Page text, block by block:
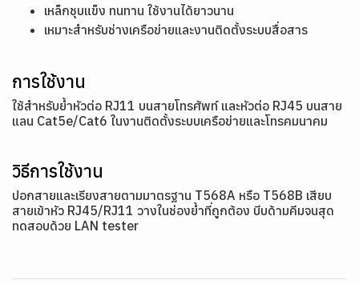
เหล็กชุบแข็ง ทนทาน ใช้งานได้ยาวนาน
เหมาะสำหรับช่างเครือข่ายและงานติดตั้งระบบสื่อสาร
การใช้งาน
ใช้สำหรับย้ำหัวต่อ RJ11 บนสายโทรศัพท์ และหัวต่อ RJ45 บนสาย
แลน Cat5e/Cat6 ในงานติดตั้งระบบเครือข่ายและโทรคมนาคม
วิธีการใช้งาน
ปอกสายและเรียงสายตามมาตรฐาน T568A หรือ T568B เสียบ
สายเข้าหัว RJ45/RJ11 วางในช่องย้ำที่ถูกต้อง บีบด้ามคีมจนสุด
ทดสอบด้วย LAN tester